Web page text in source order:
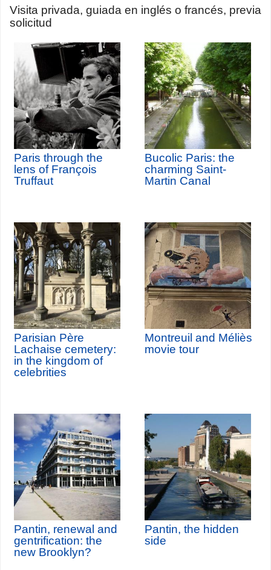
Visita privada, guiada en inglés o francés, previa
solicitud
Paris through the
lens of François
Truffaut
Bucolic Paris: the
charming Saint-
Martin Canal
Parisian Père
Lachaise cemetery:
in the kingdom of
celebrities
Montreuil and Méliès
movie tour
Pantin, renewal and
gentrification: the
new Brooklyn?
Pantin, the hidden
side